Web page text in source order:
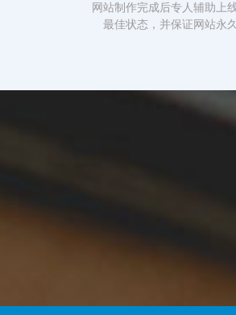
网站制作完成后专人辅助上
最佳状态，并保证网站永